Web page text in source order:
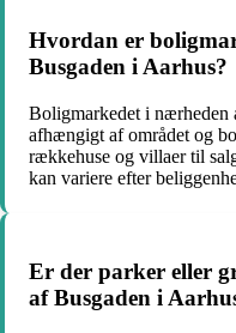
Hvordan er
Busgaden i Aarhus?
Boligmarkedet i nærheden
afhængigt af området og
rækkehuse og villaer til
kan variere efter
Er der parker eller
af Busgaden i